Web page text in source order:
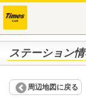
ステーション
周辺地図に戻る